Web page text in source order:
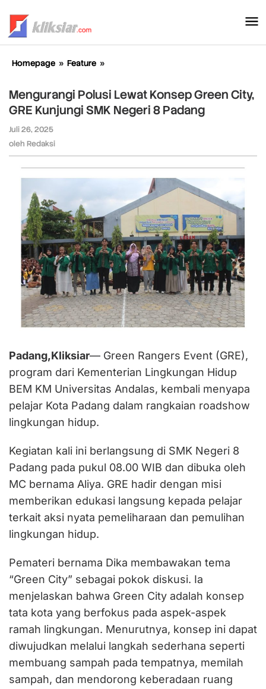
konten
Homepage » Feature »
Lewat
Konsep
Green
Padang
Mengurangi Polusi Lewat Konsep Green City,
GRE Kunjungi SMK Negeri 8 Padang
Juli 26, 2025
oleh Redaksi
Padang,Kliksiar— Green Rangers Event (GRE),
program dari Kementerian Lingkungan Hidup
BEM KM Universitas Andalas, kembali menyapa
pelajar Kota Padang dalam rangkaian roadshow
lingkungan hidup.
Kegiatan kali ini berlangsung di SMK Negeri 8
Padang pada pukul 08.00 WIB dan dibuka oleh
MC bernama Aliya. GRE hadir dengan misi
memberikan edukasi langsung kepada pelajar
terkait aksi nyata pemeliharaan dan pemulihan
lingkungan hidup.
Pemateri bernama Dika membawakan tema
“Green City” sebagai pokok diskusi. Ia
menjelaskan bahwa Green City adalah konsep
tata kota yang berfokus pada aspek-aspek
ramah lingkungan. Menurutnya, konsep ini dapat
diwujudkan melalui langkah sederhana seperti
membuang sampah pada tempatnya, memilah
sampah, dan mendorong keberadaan ruang